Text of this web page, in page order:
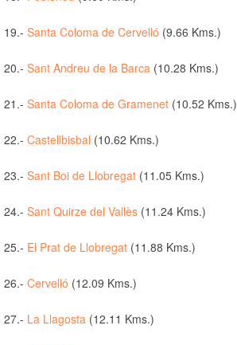
19.- Santa Coloma de Cervelló (9.66 Kms.)
20.- Sant Andreu de la Barca (10.28 Kms.)
21.- Santa Coloma de Gramenet (10.52 Kms.)
22.- Castellbisbal (10.62 Kms.)
23.- Sant Boi de Llobregat (11.05 Kms.)
24.- Sant Quirze del Vallès (11.24 Kms.)
25.- El Prat de Llobregat (11.88 Kms.)
26.- Cervelló (12.09 Kms.)
27.- La Llagosta (12.11 Kms.)